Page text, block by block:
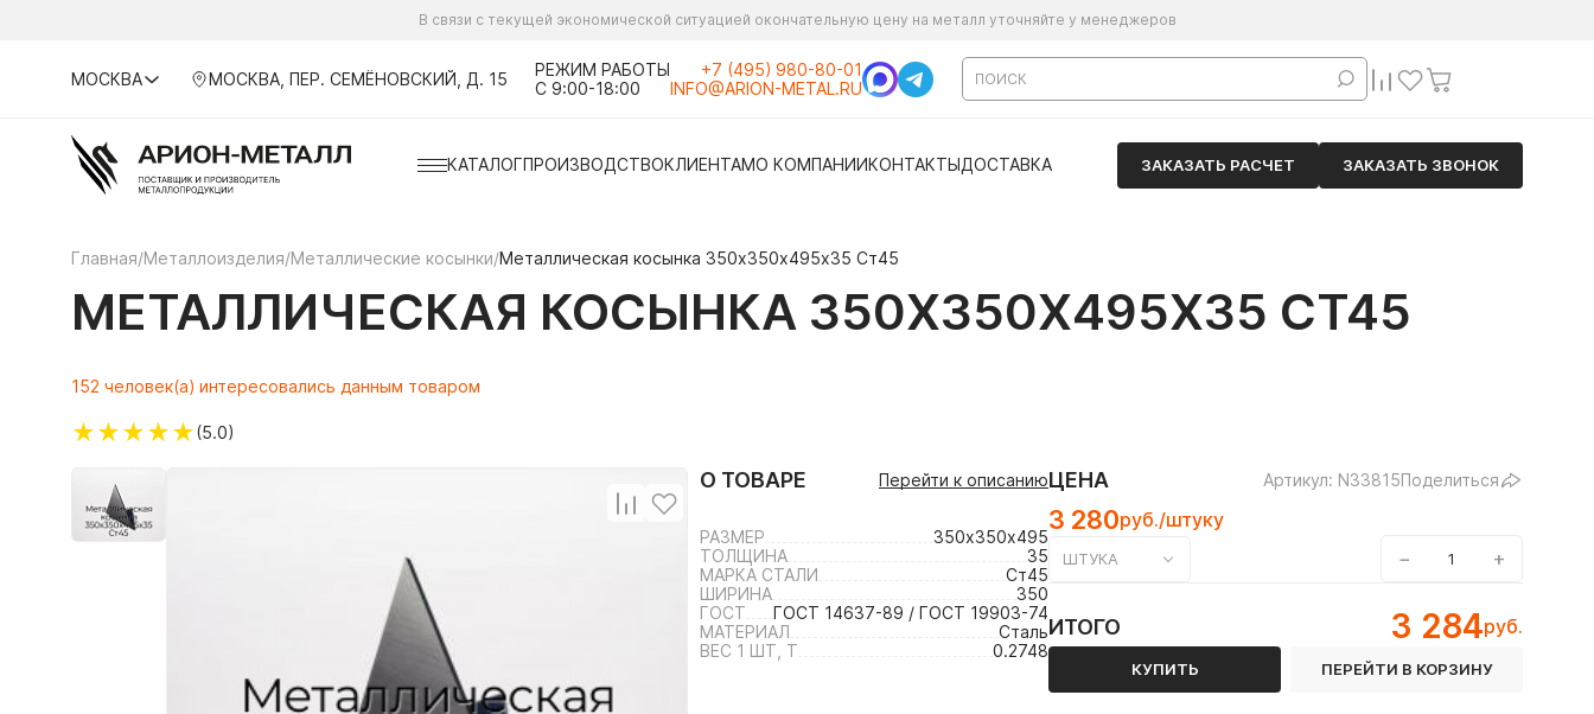
В связи с текущей экономической ситуацией окончательную цену на металл уточняйте у менеджеров
МОСКВА МОСКВА, ПЕР. СЕМЁНОВСКИЙ, Д. 15
РЕЖИМ РАБОТЫ
С 9:00-18:00
+7 (495) 980-80-01
INFO@ARION-METAL.RU
КАТАЛОГПРОИЗВОДСТВОКЛИЕНТАМО КОМПАНИИКОНТАКТЫДОСТАВКА ЗАКАЗАТЬ РАСЧЕТ ЗАКАЗАТЬ ЗВОНОК
Главная/Металлоизделия/Металлические косынки/Металлическая косынка 350х350х495х35 Ст45
МЕТАЛЛИЧЕСКАЯ КОСЫНКА 350Х350Х495Х35 СТ45
152 человек(а) интересовались данным товаром
★★★★★(5.0)
О ТОВАРЕ Перейти к описанию
РАЗМЕР
350х350х495
ТОЛЩИНА
35
МАРКА СТАЛИ
Ст45
ШИРИНА
350
ГОСТ
ГОСТ 14637-89 / ГОСТ 19903-74
МАТЕРИАЛ
Сталь
ВЕС 1 ШТ, Т
0.2748
ЦЕНА Артикул: N33815Поделиться
3 280руб./штуку
ШТУКА − +
ИТОГО 3 284руб.
КУПИТЬ ПЕРЕЙТИ В КОРЗИНУ